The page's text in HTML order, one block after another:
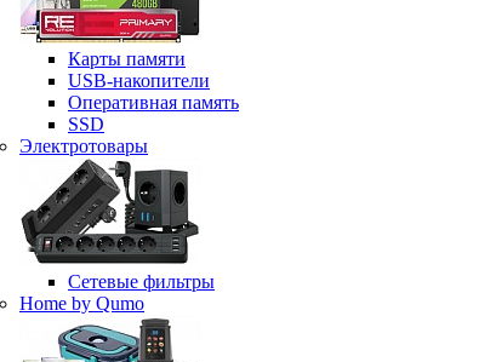
Карты памяти
USB-накопители
Оперативная память
SSD
Электротовары
Сетевые фильтры
Home by Qumo